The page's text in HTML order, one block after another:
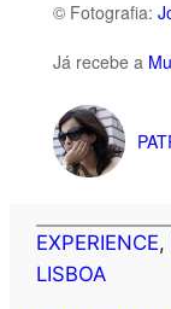
© Fotografia:
Já recebe a
EXPERIENCE,
LISBOA